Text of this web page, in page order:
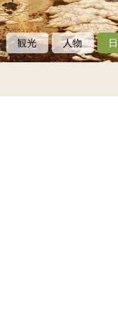
観光 人物